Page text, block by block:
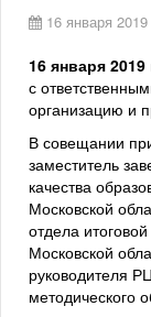
16 января 2019
16 января 2019
с
организацию и
В совещании
заместитель
качества
Московской
отдела
Московской
руководителя
методического